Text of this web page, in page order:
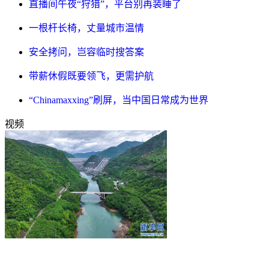
直播间午夜“狩猎”，平台别再装睡了
一根杆长椅，丈量城市温情
安全拷问，岂容临时搜答案
带薪休假既要领飞，更需护航
“Chinamaxxing”刷屏，当中国日常成为世界
视频